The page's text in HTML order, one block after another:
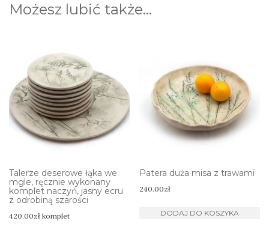
Możesz lubić także…
Talerze deserowe łąka we
mgle, ręcznie wykonany
komplet naczyń, jasny ecru
z odrobiną szarości
420.00zł komplet
Patera duża misa z trawami
240.00zł
DODAJ DO KOSZYKA